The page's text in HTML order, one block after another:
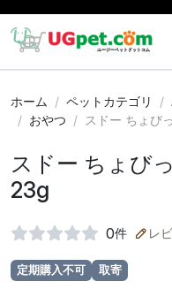
ホーム ペットカテゴリ
おやつ
スドー ちょび
スドー ちょび
23g
0件 レ
定期購入不可 取寄